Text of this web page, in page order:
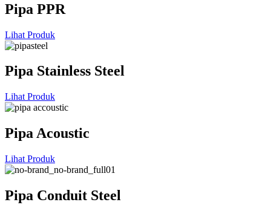
Pipa PPR
Lihat Produk
Pipa Stainless Steel
Lihat Produk
Pipa Acoustic
Lihat Produk
Pipa Conduit Steel